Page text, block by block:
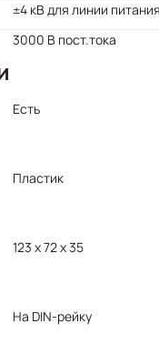
±4 кВ для линии питания
3000 В пост.тока
Есть
Пластик
123 x 72 x 35
На DIN-рейку